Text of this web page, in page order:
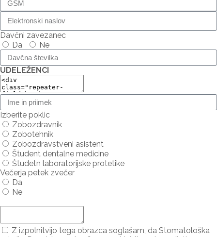
Davčni zavezanec
Da
Ne
UDELEŽENCI
Izberite poklic
Zobozdravnik
Zobotehnik
Zobozdravstveni asistent
Študent dentalne medicine
Študetn laboratorijske protetike
Večerja petek zvečer
Da
Ne
Z izpolnitvijo tega obrazca soglašam, da Stomatološka